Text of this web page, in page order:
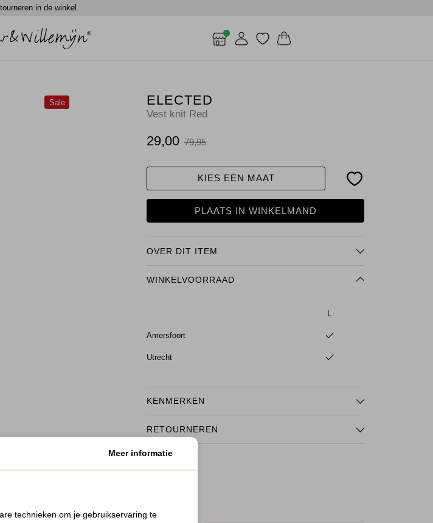
in de winkel.
Sale ELECTED
Vest knit Red
29,00 79,95
KIES EEN MAAT
PLAATS IN WINKELMAND
OVER DIT ITEM
WINKELVOORRAAD
L
Amersfoort
Utrecht
KENMERKEN
RETOURNEREN
Meer informatie
technieken om je gebruikservaring te